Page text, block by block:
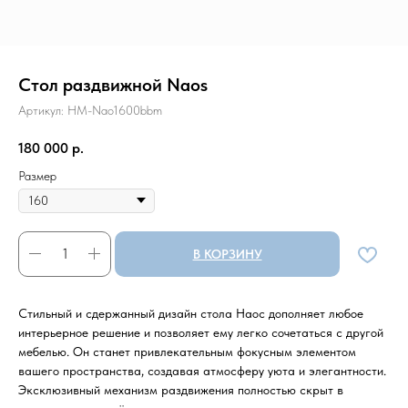
Стол раздвижной Naos
Артикул: HM-Nao1600bbm
180 000 р.
Размер
В КОРЗИНУ
Стильный и сдержанный дизайн стола Наос дополняет любое
интерьерное решение и позволяет ему легко сочетаться с другой
мебелью. Он станет привлекательным фокусным элементом
вашего пространства, создавая атмосферу уюта и элегантности.
Эксклюзивный механизм раздвижения полностью скрыт в